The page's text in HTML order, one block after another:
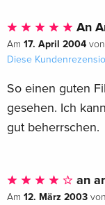
An
Am 17. April 2004 von
Diese
So einen guten
gesehen. Ich
gut beherrschen.
an
Am 12. März 2003 von